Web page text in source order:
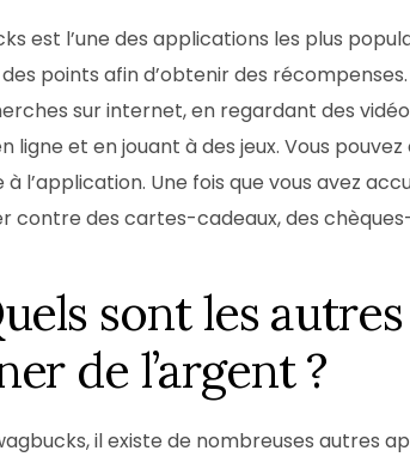
est l’une des applications les plus
points afin d’obtenir des
sur internet, en regardant des
ligne et en jouant à des jeux. Vous
à l’application. Une fois que vous avez
contre des cartes-cadeaux, des
sont les
de l’argent ?
il existe de nombreuses autres